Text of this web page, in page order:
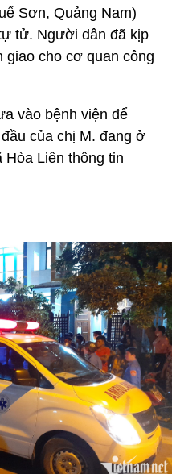
Sơn, Quảng Nam)
tử. Người dân đã kịp
giao cho cơ quan công
vào bệnh viện để
của chị M. đang ở
Hòa Liên thông tin